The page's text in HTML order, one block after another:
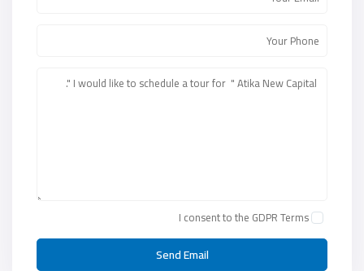
I consent to the GDPR Terms